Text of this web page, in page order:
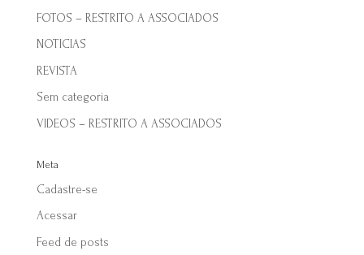
FOTOS – RESTRITO A ASSOCIADOS
NOTICIAS
REVISTA
Sem categoria
VIDEOS – RESTRITO A ASSOCIADOS
Meta
Cadastre-se
Acessar
Feed de posts